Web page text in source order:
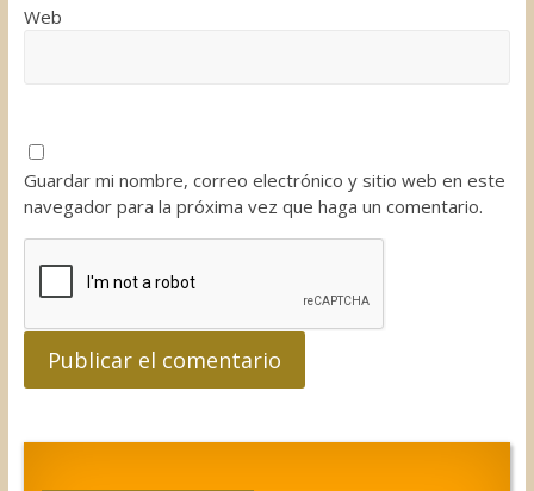
Web
Guardar mi nombre, correo electrónico y sitio web en este
navegador para la próxima vez que haga un comentario.